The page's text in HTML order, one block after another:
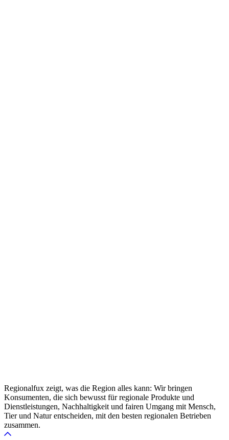
Regionalfux zeigt, was die Region alles kann: Wir bringen
Konsumenten, die sich bewusst für regionale Produkte und
Dienstleistungen, Nachhaltigkeit und fairen Umgang mit Mensch,
Tier und Natur entscheiden, mit den besten regionalen Betrieben
zusammen.